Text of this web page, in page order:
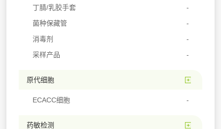
丁腈/乳胶手套
菌种保藏管
消毒剂
采样产品
原代细胞
ECACC细胞
药敏检测